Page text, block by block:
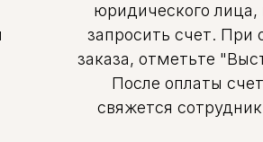
юридического
запросить счет. При
заказа, отметьте
После оплаты
свяжется